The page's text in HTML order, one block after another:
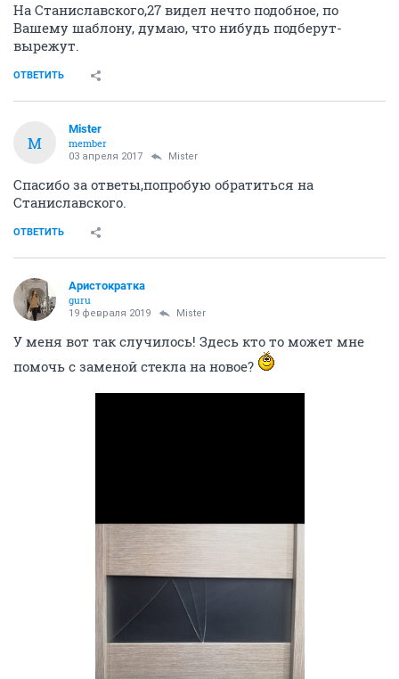
На Станиславского,27 видел нечто подобное, по
Вашему шаблону, думаю, что нибудь подберут-
вырежут.
ОТВЕТИТЬ
M
Mister
member
03 апреля 2017 Mister
Спасибо за ответы,попробую обратиться на
Станиславского.
ОТВЕТИТЬ
Aриcтoкратка
guru
19 февраля 2019 Mister
У меня вот так случилось! Здесь кто то может мне
помочь с заменой стекла на новое?